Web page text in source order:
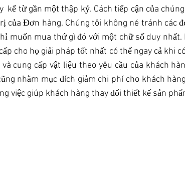
từ gần một thập kỷ. Cách tiếp cận của
của Đơn hàng. Chúng tôi không né tránh các
muốn mua thứ gì đó với một chữ số duy
cho họ giải pháp tốt nhất có thể ngay cả khi
cung cấp vật liệu theo yêu cầu của khách
nhằm mục đích giảm chi phí cho khách
việc giúp khách hàng thay đổi thiết kế sản